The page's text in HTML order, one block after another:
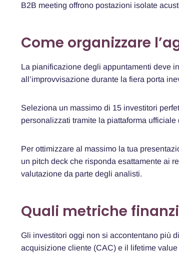
B2B meeting offrono postazioni isolate
Come organizzare
La pianificazione degli appuntamenti deve
all’improvvisazione durante la fiera porta
Seleziona un massimo di 15 investitori
personalizzati tramite la piattaforma
Per ottimizzare al massimo la tua
un pitch deck che risponda esattamente ai
valutazione da parte degli analisti.
Quali metriche
Gli investitori oggi non si accontentano più
acquisizione cliente (CAC) e il lifetime